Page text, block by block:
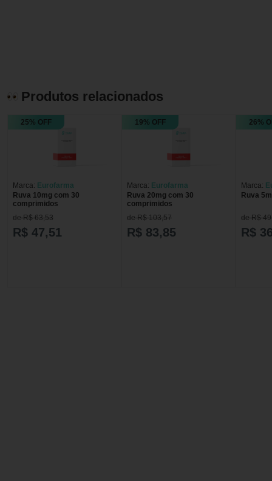
Produtos relacionados
25% OFF
Marca: Eurofarma
Ruva 10mg com 30
comprimidos
de R$ 63,53
R$ 47,51
19% OFF
Marca: Eurofarma
Ruva 20mg com 30
comprimidos
de R$ 103,57
R$ 83,85
26%
Marca:
Ruva
de R$
R$